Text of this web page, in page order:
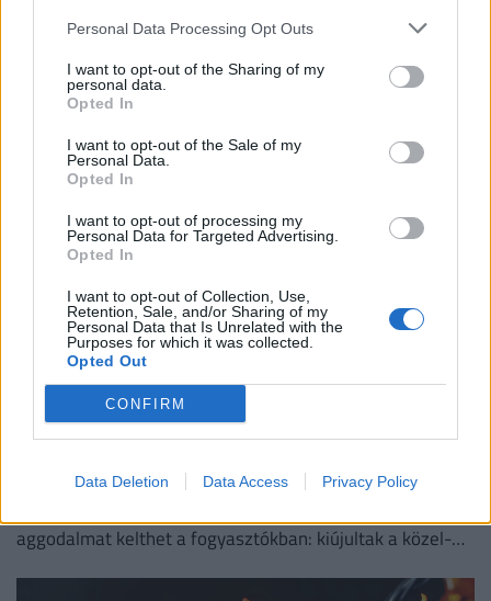
Personal Data Processing Opt Outs
I want to opt-out of the Sharing of my
personal data.
Opted In
I want to opt-out of the Sale of my
Personal Data.
Opted In
I want to opt-out of processing my
Personal Data for Targeted Advertising.
Opted In
I want to opt-out of Collection, Use,
Retention, Sale, and/or Sharing of my
Personal Data that Is Unrelated with the
Purposes for which it was collected.
Opted Out
CONFIRM
Data Deletion Data Access Privacy Policy
A fogyasztóknak hamarosan a legtöbb alapvető
élelmiszer esetében magasabb árakkal kell számolniuk.
Véget érhet a pofátlanul olcsó kínai termékek
kora? Kiderült, mire számíthat, aki a jövőben
Temu-ról, Shein-ről, Aliexpress-ről rendelne
aggodalmat kelthet a fogyasztókban: kiújultak a közel-